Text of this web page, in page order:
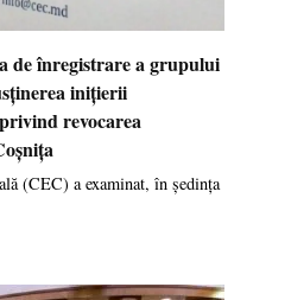
Estică al Comisiei
Guvern, implementarea